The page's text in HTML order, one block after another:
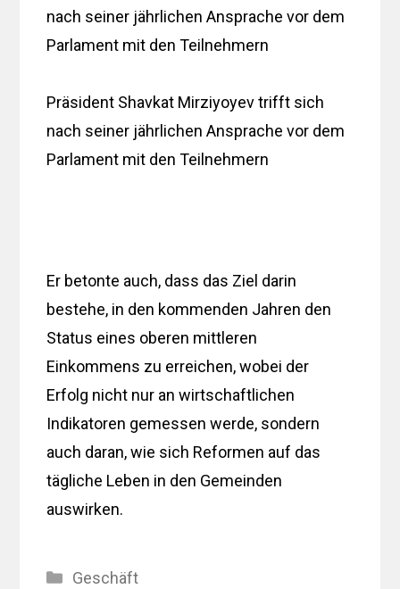
Präsident Shavkat Mirziyoyev trifft sich
nach seiner jährlichen Ansprache vor dem
Parlament mit den Teilnehmern
Er betonte auch, dass das Ziel darin
bestehe, in den kommenden Jahren den
Status eines oberen mittleren
Einkommens zu erreichen, wobei der
Erfolg nicht nur an wirtschaftlichen
Indikatoren gemessen werde, sondern
auch daran, wie sich Reformen auf das
tägliche Leben in den Gemeinden
auswirken.
Kategorien
Geschäft